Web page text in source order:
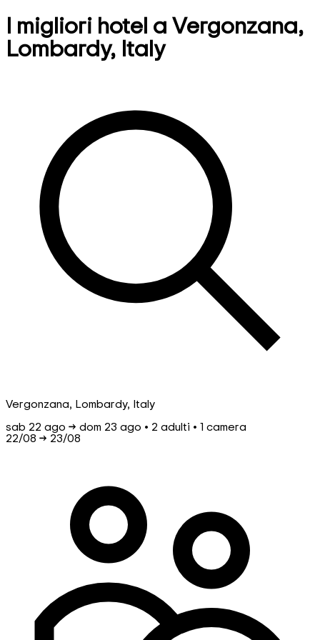
I migliori hotel a Vergonzana,
Lombardy, Italy
Vergonzana, Lombardy, Italy
sab 22 ago → dom 23 ago • 2 adulti • 1 camera
22/08 → 23/08